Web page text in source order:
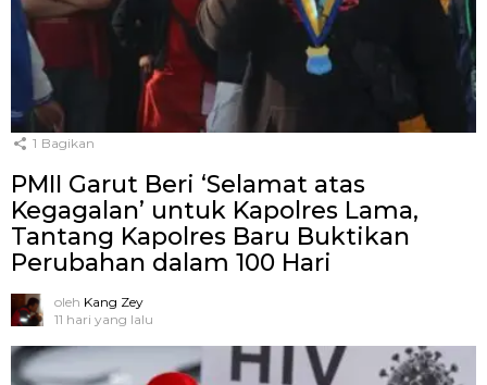
1 Bagikan
PMII Garut Beri ‘Selamat atas
Kegagalan’ untuk Kapolres Lama,
Tantang Kapolres Baru Buktikan
Perubahan dalam 100 Hari
oleh Kang Zey
11 hari yang lalu